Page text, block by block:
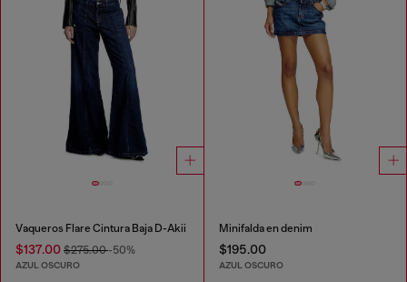
Vaqueros Flare Cintura Baja D-Akii
$137.00 $275.00-50%
AZUL OSCURO
Minifalda en denim
$195.00
AZUL OSCURO